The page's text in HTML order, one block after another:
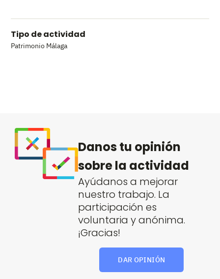
Tipo de actividad
Patrimonio Málaga
Danos tu opinión
sobre la actividad
Ayúdanos a mejorar
nuestro trabajo. La
participación es
voluntaria y anónima.
¡Gracias!
DAR OPINIÓN